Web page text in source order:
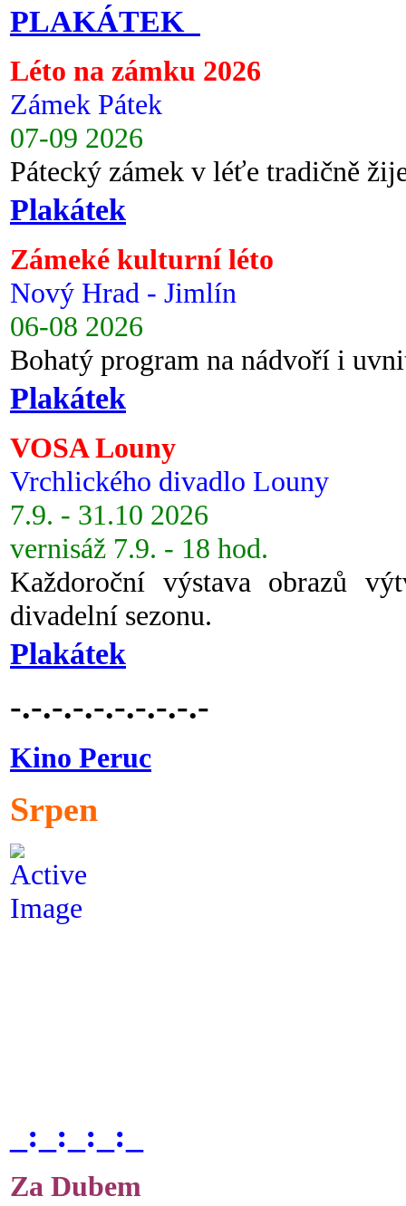
PLAKÁTEK
Léto na zámku 2026
Zámek Pátek
07-09 2026
Pátecký zámek v léťe tradičně
Plakátek
Zámeké kulturní léto
Nový Hrad - Jimlín
06-08 2026
Bohatý program na nádvoří i
Plakátek
VOSA Louny
Vrchlického divadlo Louny
7.9. - 31.10 2026
vernisáž 7.9. - 18 hod.
Každoroční výstava obrazů
divadelní sezonu.
Plakátek
-.-.-.-.-.-.-.-.-.-
Kino Peruc
Srpen
_:_:_:_:_
Za Dubem